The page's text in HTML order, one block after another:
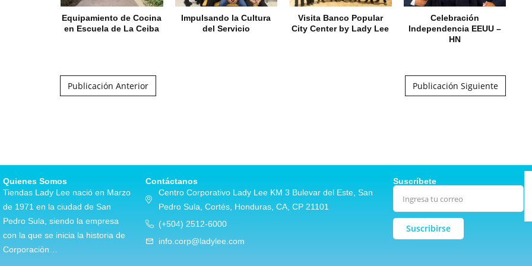
Equipamiento de Cocina
en Escuela de La Ceiba
Impulsando la Cultura
del Servicio
Visita Banco Popular
City Center by Lady Lee
Celebración
Independencia EEUU –
HN
Publicación Anterior Publicación Siguiente
Quienes Somos
Tiendas Lady Lee nació en Marzo
de 1971 en la ciudad de San
Pedro Sula, siendo la empresa
con la que se inicia la historia de
Corporación…
Contáctanos
Centro Corporativo Lady Lee KM 3 Bulevar del Este, San
Pedro Sula, Cortés, Honduras, CA, CP 21101
(+504) 2512-6000
info.corp@ladylee.com
Suscríbete